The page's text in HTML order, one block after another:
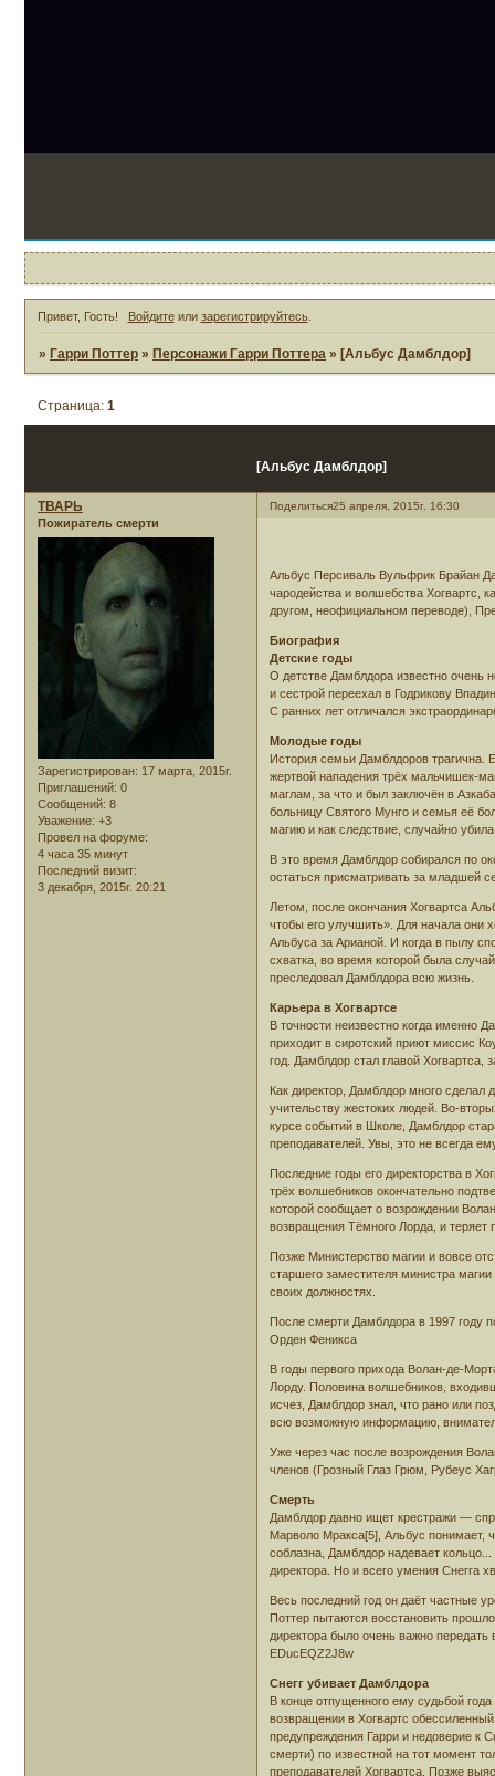
Привет, Гость! Войдитеили зарегистрируйтесь.
» Гарри Поттер » Персонажи Гарри Поттера » [Альбус Дамблдор]
[Альбус Дамблдор]
Страница:1
Поделиться25 апреля, 2015г. 16:30
ТВАРЬ
Пожиратель смерти
Зарегистрирован: 17 марта, 2015г.
Приглашений: 0
Сообщений: 8
Уважение: +3
Провел на форуме:
4 часа 35 минут
Последний визит:
3 декабря, 2015г. 20:21
Альбус Персиваль Вульфрик Брайан
чародейства и волшебства Хогвартс,
другом, неофициальном переводе),
Биография
Детские годы
О детстве Дамблдора известно очень
и сестрой переехал в Годрикову
С ранних лет отличался
Молодые годы
История семьи Дамблдоров трагична.
жертвой нападения трёх мальчишек-
маглам, за что и был заключён в
больницу Святого Мунго и семья её
магию и как следствие, случайно
В это время Дамблдор собирался по
остаться присматривать за младшей
Летом, после окончания Хогвартса
чтобы его улучшить». Для начала они
Альбуса за Арианой. И когда в пылу
схватка, во время которой была
преследовал Дамблдора всю жизнь.
Карьера в Хогвартсе
В точности неизвестно когда именно
приходит в сиротский приют миссис
год. Дамблдор стал главой
Как директор, Дамблдор много сделал
учительству жестоких людей. Во-
курсе событий в Школе, Дамблдор
преподавателей. Увы, это не всегда
Последние годы его директорства в
трёх волшебников окончательно
которой сообщает о возрождении
возвращения Тёмного Лорда, и теряет
Позже Министерство магии и вовсе
старшего заместителя министра
своих должностях.
После смерти Дамблдора в 1997 году
Орден Феникса
В годы первого прихода Волан-де-
Лорду. Половина волшебников,
исчез, Дамблдор знал, что рано или
всю возможную информацию,
Уже через час после возрождения
членов (Грозный Глаз Грюм, Рубеус
Смерть
Дамблдор давно ищет крестражи —
Марволо Мракса[5], Альбус понимает,
соблазна, Дамблдор надевает
директора. Но и всего умения Снегга
Весь последний год он даёт частные
Поттер пытаются восстановить
директора было очень важно
EDucEQZ2J8w
Снегг убивает Дамблдора
В конце отпущенного ему судьбой
возвращении в Хогвартс
предупреждения Гарри и недоверие к
смерти) по известной на тот момент
преподавателей Хогвартса. Позже